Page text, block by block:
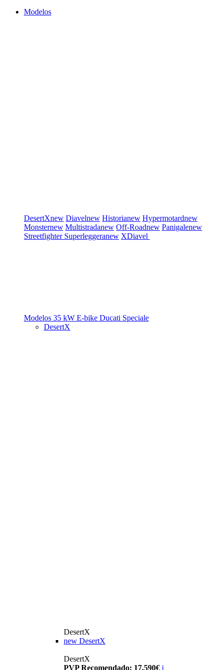
Modelos
DesertXnew Diavelnew Historianew Hypermotardnew
Monsternew Multistradanew Off-Roadnew Panigalenew
Streetfighter Superleggeranew XDiavel
Modelos 35 kW E-bike Ducati Speciale
DesertX
DesertX
new DesertX
DesertX
PVP Recomendado: 17.590€ i